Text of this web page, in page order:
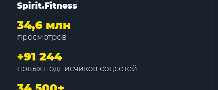
Spirit.Fitness
34,6 млн
просмотров
+91 244
новых подписчиков соцсетей